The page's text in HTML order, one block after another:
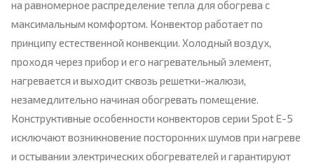
на равномерное распределение тепла для обогрева с
максимальным комфортом. Конвектор работает по
принципу естественной конвекции. Холодный воздух,
проходя через прибор и его нагревательный элемент,
нагревается и выходит сквозь решетки-жалюзи,
незамедлительно начиная обогревать помещение.
Конструктивные особенности конвекторов серии Spot Е-5
исключают возникновение посторонних шумов при нагреве
и остывании электрических обогревателей и гарантируют